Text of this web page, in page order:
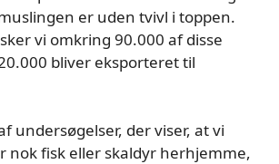
er uden tvivl i toppen.
vi omkring 90.000 af disse
bliver eksporteret til
undersøgelser, der viser, at vi
nok fisk eller skaldyr herhjemme,